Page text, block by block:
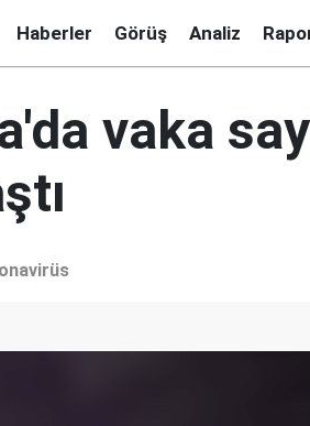
Haberler Görüş Analiz
vaka